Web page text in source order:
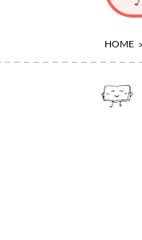
HOME